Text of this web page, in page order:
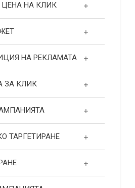
НА КЛИК
НА РЕКЛАМАТА
ЗА КЛИК
ТАРГЕТИРАНЕ